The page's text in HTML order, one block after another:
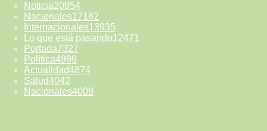
Noticia20954
Nacionales17182
Internacionales13935
Lo que está pasando12471
Portada7327
Política4999
Actualidad4874
Salud4042
Nacionales4009